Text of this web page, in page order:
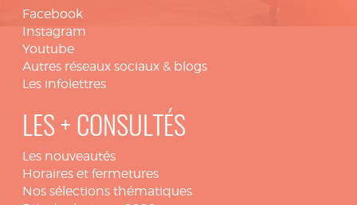
Facebook
Instagram
Youtube
Autres réseaux sociaux & blogs
Les infolettres
LES + CONSULTÉS
Les nouveautés
Horaires et fermetures
Nos sélections thématiques